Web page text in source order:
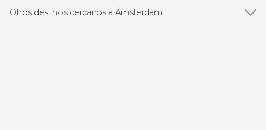
Museo Van Gogh
Free tours en Ámsterdam
Otros destinos cercanos a Ámsterdam